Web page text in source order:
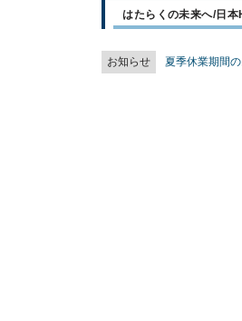
はたらくの未来へ/日本
お知らせ 夏季休業期間